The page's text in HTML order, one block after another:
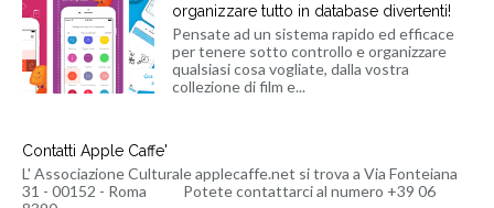
organizzare tutto in database divertenti!
Pensate ad un sistema rapido ed efficace
per tenere sotto controllo e organizzare
qualsiasi cosa vogliate, dalla vostra
collezione di film e...
Contatti Apple Caffe'
L' Associazione Culturale applecaffe.net si trova a Via Fonteiana
31 - 00152 - Roma Potete contattarci al numero +39 06